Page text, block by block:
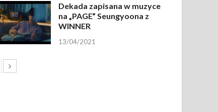
Dekada zapisana w muzyce
na „PAGE” Seungyoona z
WINNER
13/04/2021